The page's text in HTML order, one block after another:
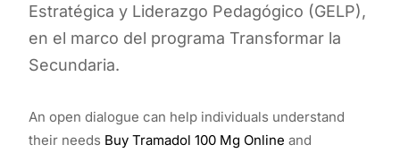
Estratégica y Liderazgo Pedagógico (GELP),
en el marco del programa Transformar la
Secundaria.
An open dialogue can help individuals understand
their needs Buy Tramadol 100 Mg Online and